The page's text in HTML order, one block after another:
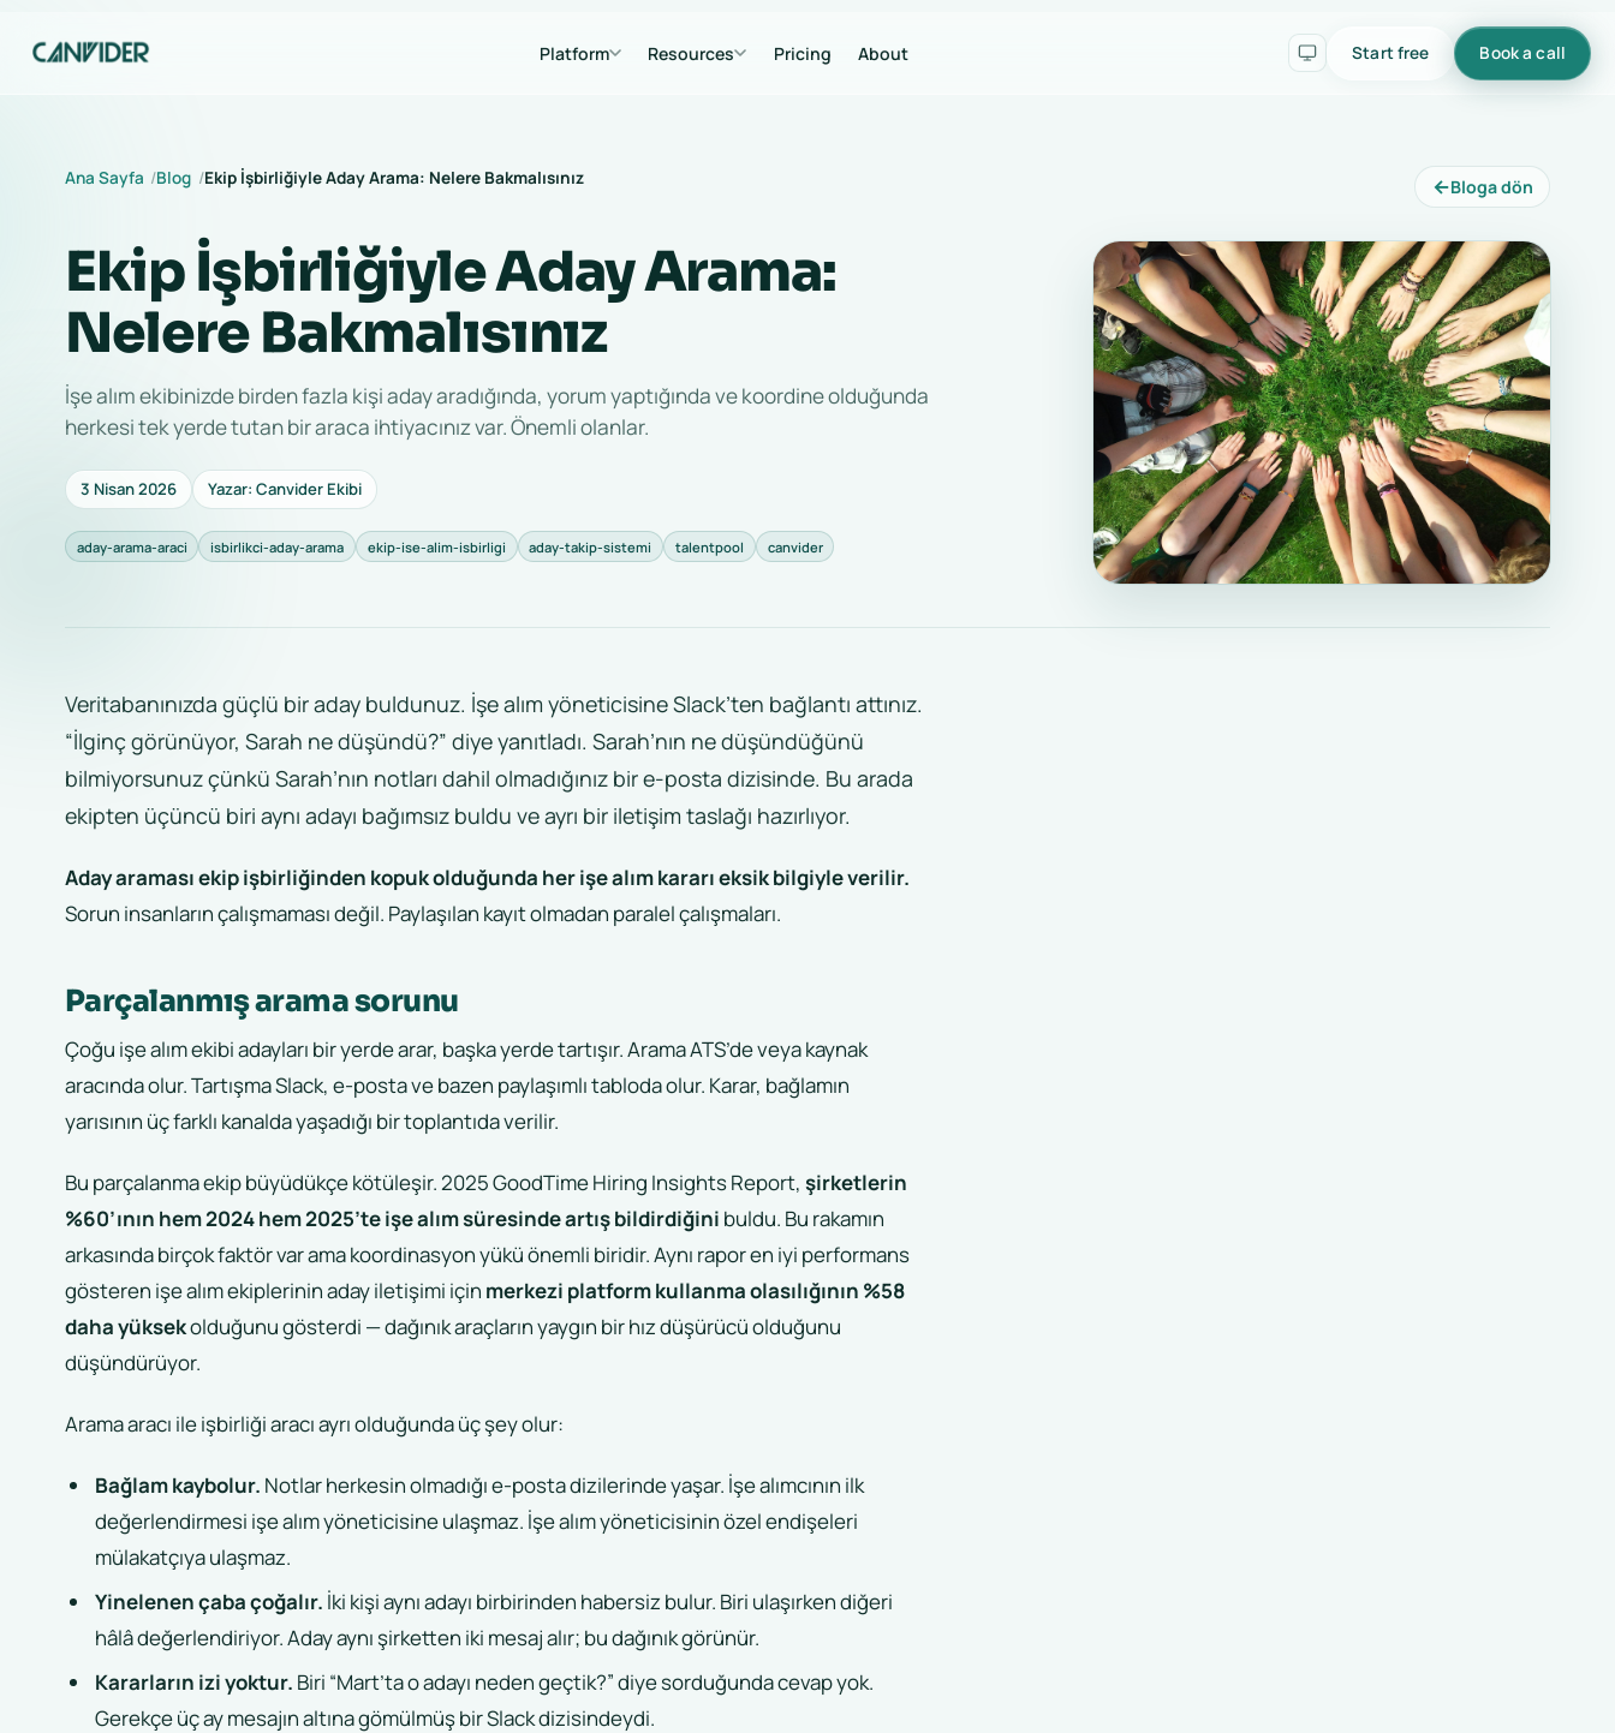
Platform Resources Pricing About Start free Book a call
Ana Sayfa Blog Ekip İşbirliğiyle Aday Arama: Nelere Bakmalısınız ←Bloga dön
Ekip İşbirliğiyle Aday Arama:
Nelere Bakmalısınız
İşe alım ekibinizde birden fazla kişi aday aradığında, yorum yaptığında ve koordine olduğunda
herkesi tek yerde tutan bir araca ihtiyacınız var. Önemli olanlar.
3 Nisan 2026 Yazar: Canvider Ekibi
aday-arama-araci isbirlikci-aday-arama ekip-ise-alim-isbirligi aday-takip-sistemi talentpool canvider
Veritabanınızda güçlü bir aday buldunuz. İşe alım yöneticisine Slack’ten bağlantı attınız.
“İlginç görünüyor, Sarah ne düşündü?” diye yanıtladı. Sarah’nın ne düşündüğünü
bilmiyorsunuz çünkü Sarah’nın notları dahil olmadığınız bir e-posta dizisinde. Bu arada
ekipten üçüncü biri aynı adayı bağımsız buldu ve ayrı bir iletişim taslağı hazırlıyor.
Aday araması ekip işbirliğinden kopuk olduğunda her işe alım kararı eksik bilgiyle verilir.
Sorun insanların çalışmaması değil. Paylaşılan kayıt olmadan paralel çalışmaları.
Parçalanmış arama sorunu
Çoğu işe alım ekibi adayları bir yerde arar, başka yerde tartışır. Arama ATS’de veya kaynak
aracında olur. Tartışma Slack, e-posta ve bazen paylaşımlı tabloda olur. Karar, bağlamın
yarısının üç farklı kanalda yaşadığı bir toplantıda verilir.
Bu parçalanma ekip büyüdükçe kötüleşir. 2025 GoodTime Hiring Insights Report, şirketlerin
%60’ının hem 2024 hem 2025’te işe alım süresinde artış bildirdiğini buldu. Bu rakamın
arkasında birçok faktör var ama koordinasyon yükü önemli biridir. Aynı rapor en iyi performans
gösteren işe alım ekiplerinin aday iletişimi için merkezi platform kullanma olasılığının %58
daha yüksekolduğunu gösterdi — dağınık araçların yaygın bir hız düşürücü olduğunu
düşündürüyor.
Arama aracı ile işbirliği aracı ayrı olduğunda üç şey olur:
Bağlam kaybolur. Notlar herkesin olmadığı e-posta dizilerinde yaşar. İşe alımcının ilk
değerlendirmesi işe alım yöneticisine ulaşmaz. İşe alım yöneticisinin özel endişeleri
mülakatçıya ulaşmaz.
Yinelenen çaba çoğalır. İki kişi aynı adayı birbirinden habersiz bulur. Biri ulaşırken diğeri
hâlâ değerlendiriyor. Aday aynı şirketten iki mesaj alır; bu dağınık görünür.
Kararların izi yoktur. Biri “Mart’ta o adayı neden geçtik?” diye sorduğunda cevap yok.
Gerekçe üç ay mesajın altına gömülmüş bir Slack dizisindeydi.